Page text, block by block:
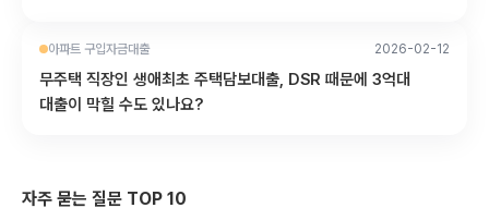
아파트 구입자금대출 2026-02-12
무주택 직장인 생애최초 주택담보대출, DSR 때문에 3억대
대출이 막힐 수도 있나요?
자주 묻는 질문 TOP 10